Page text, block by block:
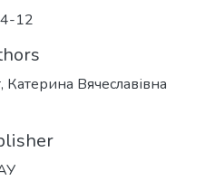
12
Катерина Вячеславівна